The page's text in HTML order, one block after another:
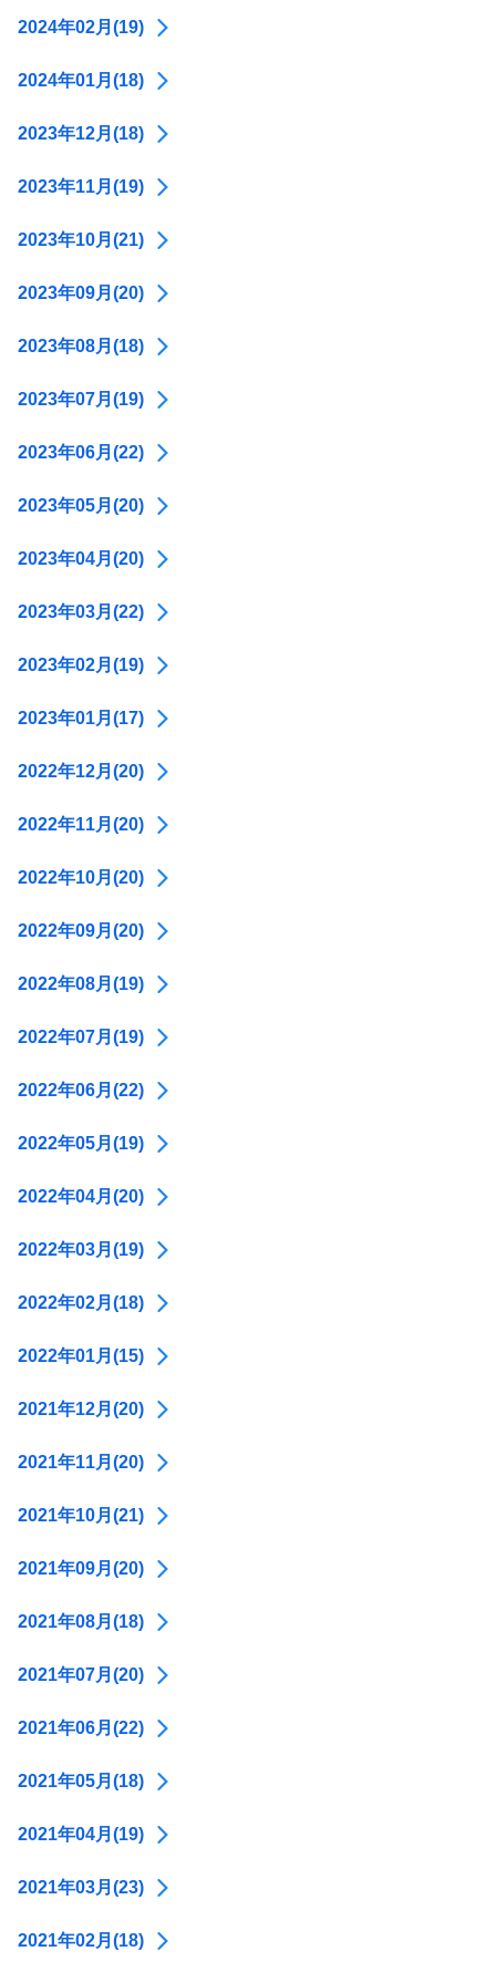
2024年02月(19)
2024年01月(18)
2023年12月(18)
2023年11月(19)
2023年10月(21)
2023年09月(20)
2023年08月(18)
2023年07月(19)
2023年06月(22)
2023年05月(20)
2023年04月(20)
2023年03月(22)
2023年02月(19)
2023年01月(17)
2022年12月(20)
2022年11月(20)
2022年10月(20)
2022年09月(20)
2022年08月(19)
2022年07月(19)
2022年06月(22)
2022年05月(19)
2022年04月(20)
2022年03月(19)
2022年02月(18)
2022年01月(15)
2021年12月(20)
2021年11月(20)
2021年10月(21)
2021年09月(20)
2021年08月(18)
2021年07月(20)
2021年06月(22)
2021年05月(18)
2021年04月(19)
2021年03月(23)
2021年02月(18)